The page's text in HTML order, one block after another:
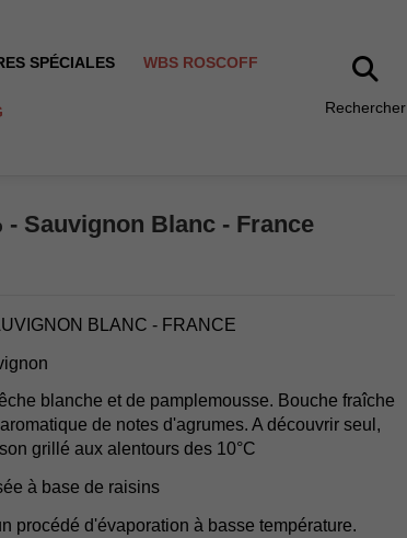
SPÉCIALES WBS ROSCOFF
Rechercher
- Sauvignon Blanc - France
BLANC - FRANCE
blanche et de pamplemousse. Bouche fraîche
de notes d'agrumes. A découvrir seul,
grillé aux alentours des 10°C
à base de raisins
procédé d'évaporation à basse température.